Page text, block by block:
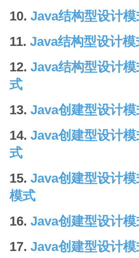
10.Java结构型设计
11.Java结构型设计
12.Java结构型设计
式
13.Java创建型设计
14.Java创建型设计
式
15.Java创建型设计
模式
16.Java创建型设计
17.Java创建型设计